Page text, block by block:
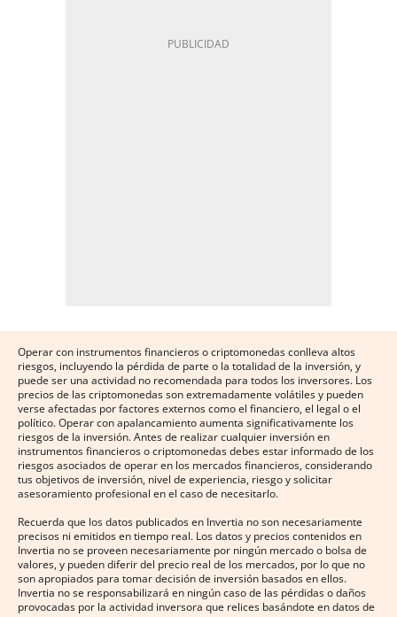
Operar con instrumentos financieros o criptomonedas conlleva altos
riesgos, incluyendo la pérdida de parte o la totalidad de la inversión, y
puede ser una actividad no recomendada para todos los inversores. Los
precios de las criptomonedas son extremadamente volátiles y pueden
verse afectadas por factores externos como el financiero, el legal o el
político. Operar con apalancamiento aumenta significativamente los
riesgos de la inversión. Antes de realizar cualquier inversión en
instrumentos financieros o criptomonedas debes estar informado de los
riesgos asociados de operar en los mercados financieros, considerando
tus objetivos de inversión, nivel de experiencia, riesgo y solicitar
asesoramiento profesional en el caso de necesitarlo.
Recuerda que los datos publicados en Invertia no son necesariamente
precisos ni emitidos en tiempo real. Los datos y precios contenidos en
Invertia no se proveen necesariamente por ningún mercado o bolsa de
valores, y pueden diferir del precio real de los mercados, por lo que no
son apropiados para tomar decisión de inversión basados en ellos.
Invertia no se responsabilizará en ningún caso de las pérdidas o daños
provocadas por la actividad inversora que relices basándote en datos de